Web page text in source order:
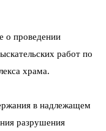
о проведении
работ по
храма.
в надлежащем
разрушения